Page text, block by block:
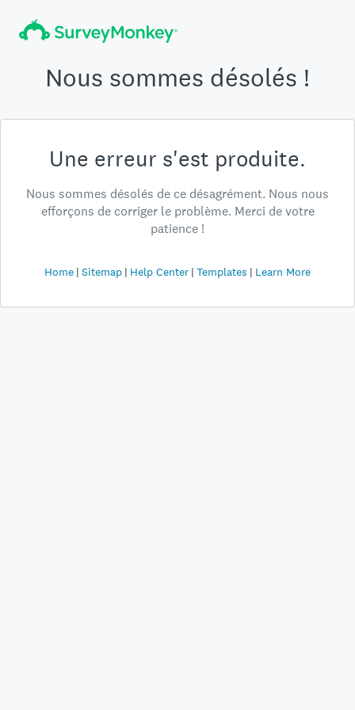
Nous sommes désolés !
Une erreur s'est produite.
Nous sommes désolés de ce désagrément. Nous nous
efforçons de corriger le problème. Merci de votre
patience !
Home Sitemap Help Center Templates Learn More